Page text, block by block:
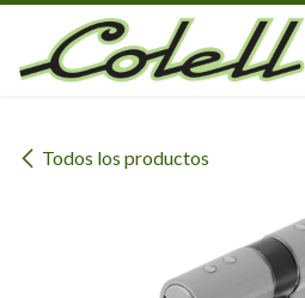
Ir al contenido
Todos los productos